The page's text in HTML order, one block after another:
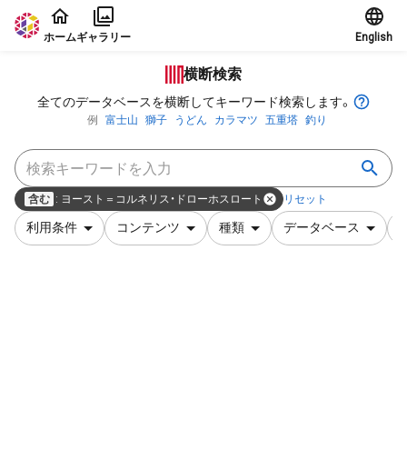
本文に飛ぶ
ホームギャラリー English
横断検索
全てのデータベースを横断してキーワード検索します。
例 富士山 獅子 うどん カラマツ 五重塔 釣り
含む : ヨースト＝コルネリス・ドローホスロート リセット
利用条件 コンテンツ 種類 データベース